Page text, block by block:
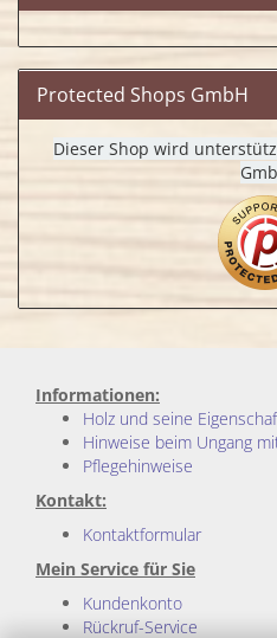
Protected Shops GmbH
Dieser Shop wird
Informationen:
Holz und seine
Hinweise beim Ungang
Pflegehinweise
Kontakt:
Kontaktformular
Mein Service für Sie
Kundenkonto
Rückruf-Service